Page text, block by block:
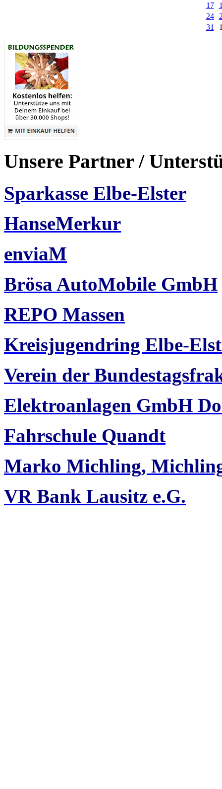
17
24
31
Unsere Partner /
Sparkasse Elbe-Elster
HanseMerkur
enviaM
Brösa AutoMobile GmbH
REPO Massen
Kreisjugendring Elbe-
Verein der
Elektroanlagen GmbH
Fahrschule Quandt
Marko Michling,
VR Bank Lausitz e.G.